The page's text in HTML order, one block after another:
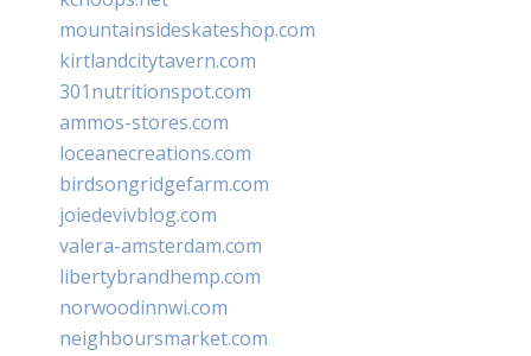
mountainsideskateshop.com
kirtlandcitytavern.com
301nutritionspot.com
ammos-stores.com
loceanecreations.com
birdsongridgefarm.com
joiedevivblog.com
valera-amsterdam.com
libertybrandhemp.com
norwoodinnwi.com
neighboursmarket.com